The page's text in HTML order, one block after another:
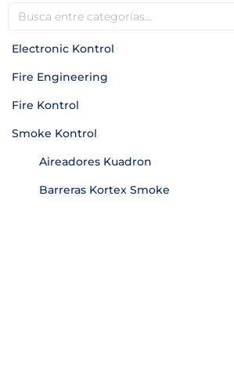
Electronic Kontrol
Fire Engineering
Fire Kontrol
Smoke Kontrol
Aireadores Kuadron
Barreras Kortex Smoke